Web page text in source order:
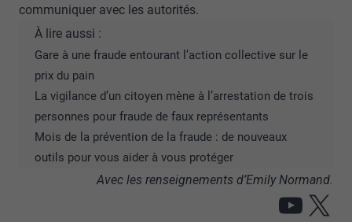
communiquer avec les autorités.
À lire aussi :
Gare à une fraude entourant l’action collective sur le
prix du pain
La vigilance d’un citoyen mène à l’arrestation de trois
personnes pour fraude de faux représentants
Mois de la prévention de la fraude : de nouveaux
outils pour vous aider à vous protéger
Avec les renseignements d’Emily Normand.
X